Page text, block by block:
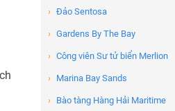
› Đảo Sentosa
› Gardens By The Bay
› Công viên Sư tử biển Merlion
› Marina Bay Sands
› Bào tàng Hàng Hải Maritime